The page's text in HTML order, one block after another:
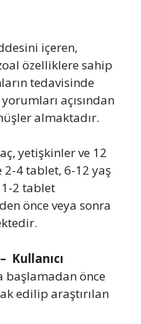
içeren,
özelliklere sahip
tedavisinde
açısından
almaktadır.
yetişkinler ve 12
4 tablet, 6-12 yaş
2 tablet
önce veya sonra
Kullanıcı
başlamadan önce
edilip araştırılan